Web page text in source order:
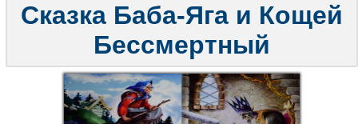
Сказка Баба-Яга и Кощей
Бессмертный